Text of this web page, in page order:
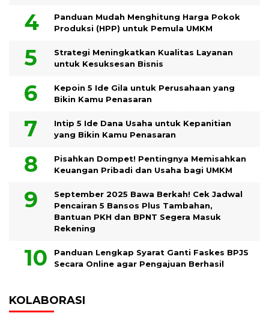
Panduan Mudah Menghitung Harga Pokok
Produksi (HPP) untuk Pemula UMKM
Strategi Meningkatkan Kualitas Layanan
untuk Kesuksesan Bisnis
Kepoin 5 Ide Gila untuk Perusahaan yang
Bikin Kamu Penasaran
Intip 5 Ide Dana Usaha untuk Kepanitian
yang Bikin Kamu Penasaran
Pisahkan Dompet! Pentingnya Memisahkan
Keuangan Pribadi dan Usaha bagi UMKM
September 2025 Bawa Berkah! Cek Jadwal
Pencairan 5 Bansos Plus Tambahan,
Bantuan PKH dan BPNT Segera Masuk
Rekening
Panduan Lengkap Syarat Ganti Faskes BPJS
Secara Online agar Pengajuan Berhasil
KOLABORASI